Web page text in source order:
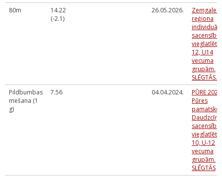
80m
14.22
(-2.1)
26.05.2026.
Zemgales
reģiona
12, U14
vecuma
grupām.
SLĒGTĀS.
Pildbumbas
mešana (1
g)
7.56 04.04.2024.
PŪRE 2024
Pūres
10, U-12
vecuma
grupām.
SLĒGTĀS